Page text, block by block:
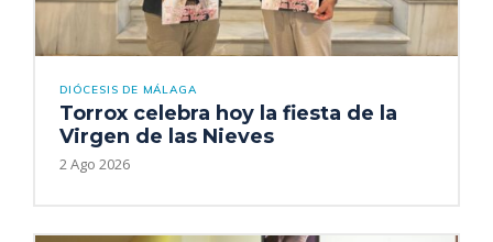
DIÓCESIS DE MÁLAGA
Torrox celebra hoy la fiesta de la
Virgen de las Nieves
2 Ago 2026